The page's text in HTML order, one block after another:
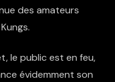
des amateurs
le public est en feu,
évidemment son